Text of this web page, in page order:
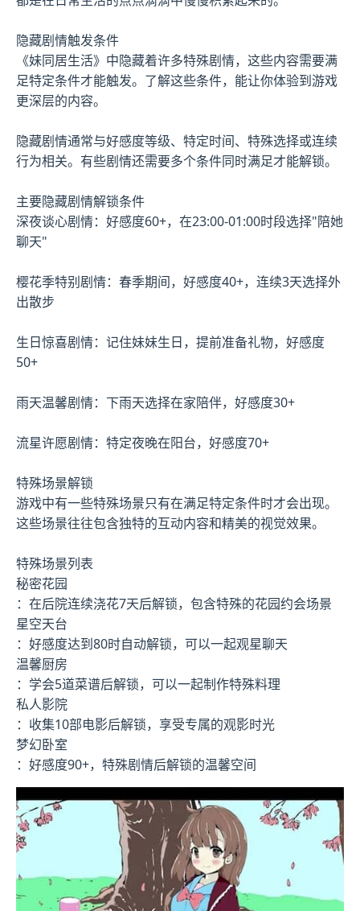
隐藏剧情触发条件
《妹同居生活》中隐藏着许多特殊剧情，这些内容需要满
足特定条件才能触发。了解这些条件，能让你体验到游戏
更深层的内容。
隐藏剧情通常与好感度等级、特定时间、特殊选择或连续
行为相关。有些剧情还需要多个条件同时满足才能解锁。
主要隐藏剧情解锁条件
深夜谈心剧情：好感度60+，在23:00-01:00时段选择"陪她
聊天"
樱花季特别剧情：春季期间，好感度40+，连续3天选择外
出散步
生日惊喜剧情：记住妹妹生日，提前准备礼物，好感度
50+
雨天温馨剧情：下雨天选择在家陪伴，好感度30+
流星许愿剧情：特定夜晚在阳台，好感度70+
特殊场景解锁
游戏中有一些特殊场景只有在满足特定条件时才会出现。
这些场景往往包含独特的互动内容和精美的视觉效果。
特殊场景列表
秘密花园
：在后院连续浇花7天后解锁，包含特殊的花园约会场景
星空天台
：好感度达到80时自动解锁，可以一起观星聊天
温馨厨房
：学会5道菜谱后解锁，可以一起制作特殊料理
私人影院
：收集10部电影后解锁，享受专属的观影时光
梦幻卧室
：好感度90+，特殊剧情后解锁的温馨空间